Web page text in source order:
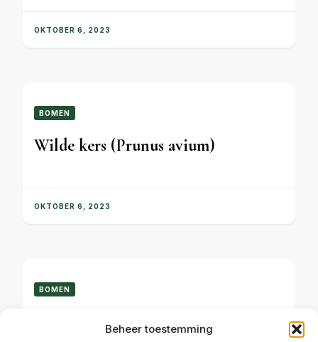
Beheer toestemming
OKTOBER 6, 2023
BOMEN
Wilde kers (Prunus avium)
OKTOBER 6, 2023
BOMEN
Haagbeuk (Carpinus betulus)